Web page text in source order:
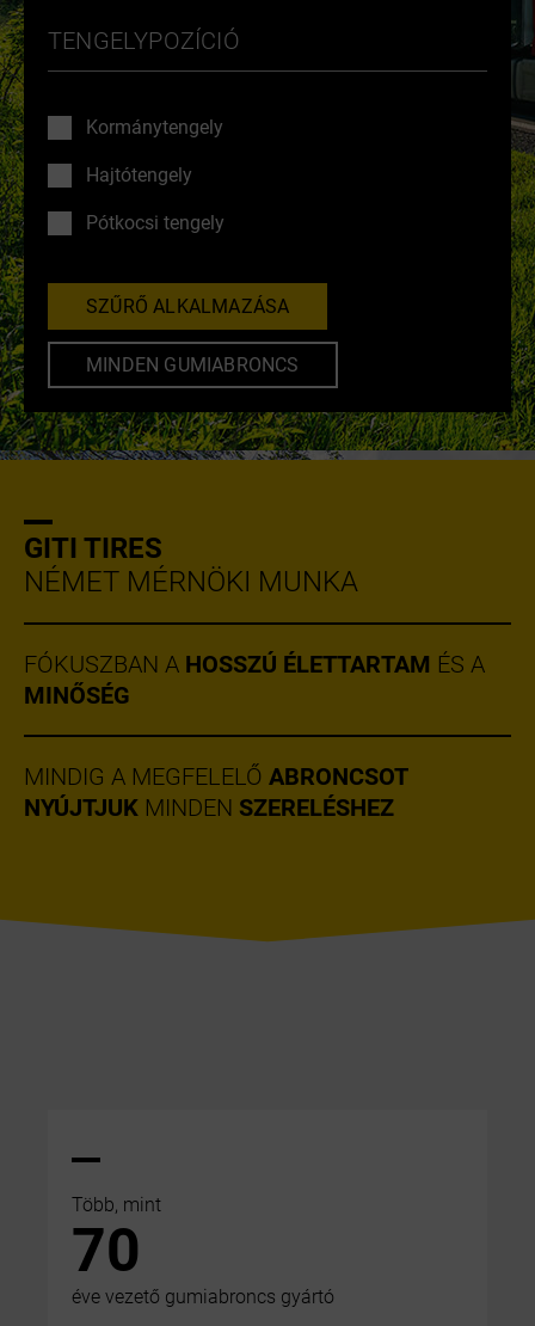
TENGELYPOZÍCIÓ
Kormánytengely
Hajtótengely
Pótkocsi tengely
SZŰRŐ ALKALMAZÁSA
MINDEN GUMIABRONCS
GITI TIRES
NÉMET MÉRNÖKI MUNKA
FÓKUSZBAN A HOSSZÚ ÉLETTARTAM ÉS A
MINŐSÉG
MINDIG A MEGFELELŐ ABRONCSOT
NYÚJTJUK MINDEN SZERELÉSHEZ
Több, mint
70
éve vezető gumiabroncs gyártó